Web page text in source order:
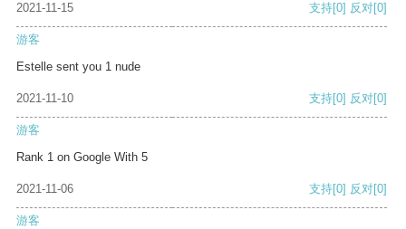
2021-11-15 支持[0] 反对[0]
游客
Estelle sent you 1 nude
2021-11-10 支持[0] 反对[0]
游客
Rank 1 on Google With 5
2021-11-06 支持[0] 反对[0]
游客